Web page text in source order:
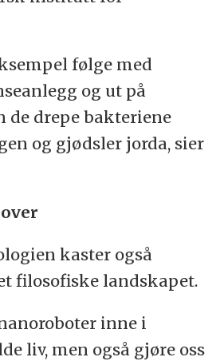
følge med
og ut på
de drepe bakteriene
og gjødsler jorda, sier
kaster også
filosofiske landskapet.
inne i
liv, men også gjøre oss